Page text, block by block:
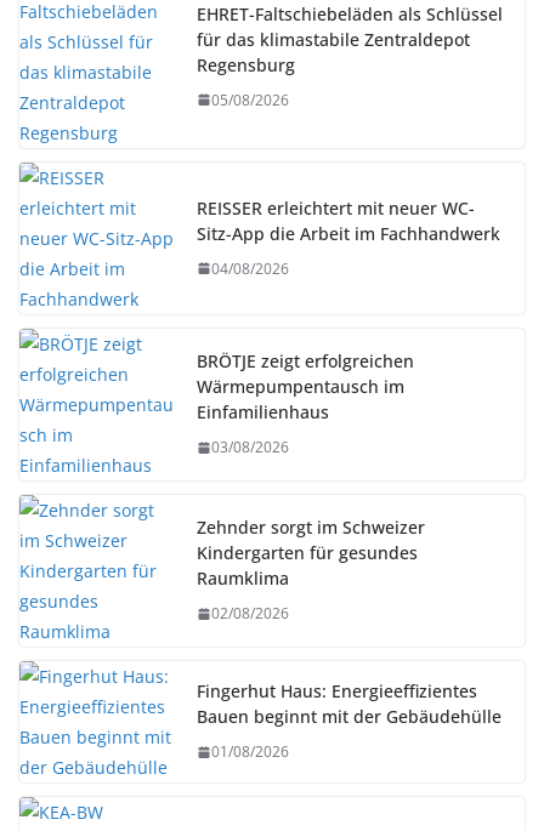
EHRET-Faltschiebeläden als Schlüssel
für das klimastabile Zentraldepot
Regensburg
05/08/2026
REISSER erleichtert mit neuer WC-
Sitz-App die Arbeit im Fachhandwerk
04/08/2026
BRÖTJE zeigt erfolgreichen
Wärmepumpentausch im
Einfamilienhaus
03/08/2026
Zehnder sorgt im Schweizer
Kindergarten für gesundes
Raumklima
02/08/2026
Fingerhut Haus: Energieeffizientes
Bauen beginnt mit der Gebäudehülle
01/08/2026